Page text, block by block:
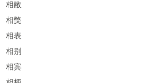
相敝
相獘
相表
相别
相宾